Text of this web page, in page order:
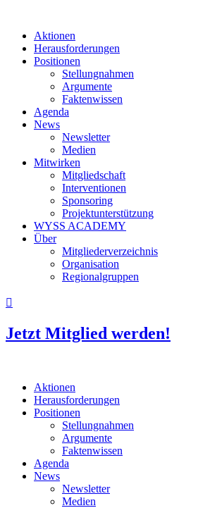
Aktionen
Herausforderungen
Positionen
Stellungnahmen
Argumente
Faktenwissen
Agenda
News
Newsletter
Medien
Mitwirken
Mitgliedschaft
Interventionen
Sponsoring
Projektunterstützung
WYSS ACADEMY
Über
Mitgliederverzeichnis
Organisation
Regionalgruppen

Jetzt Mitglied werden!
Aktionen
Herausforderungen
Positionen
Stellungnahmen
Argumente
Faktenwissen
Agenda
News
Newsletter
Medien